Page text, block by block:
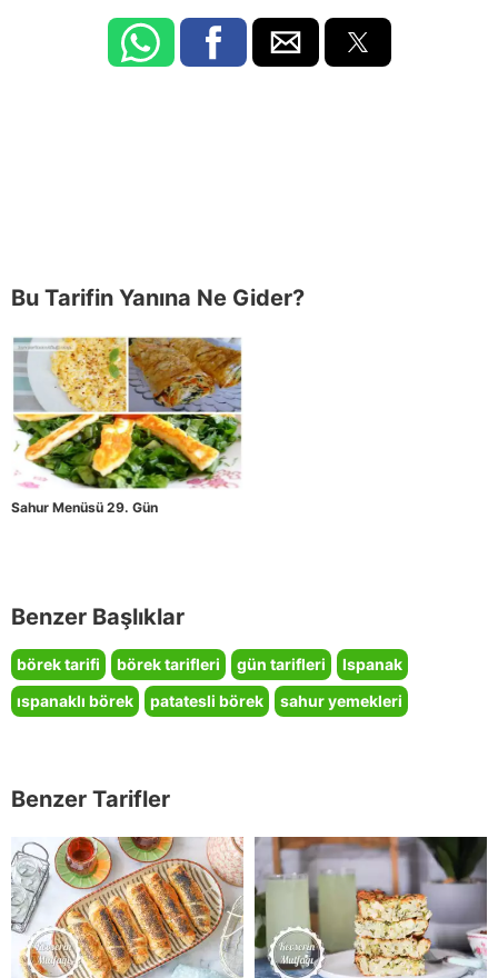
Bu Tarifin Yanına Ne Gider?
Sahur Menüsü 29. Gün
Benzer Başlıklar
börek tarifi börek tarifleri gün tarifleri
Ispanak
ıspanaklı börek
patatesli börek sahur yemekleri
Benzer Tarifler